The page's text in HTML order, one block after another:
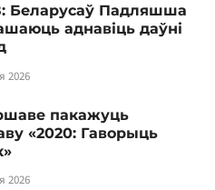
Беларусаў Падляшша
аднавіць даўні
2026
пакажуць
«2020: Гаворыць
2026